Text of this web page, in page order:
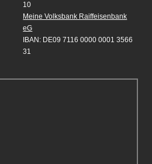
10
Meine Volksbank Raiffeisenbank
eG
IBAN: DE09 7116 0000 0001 3566
31